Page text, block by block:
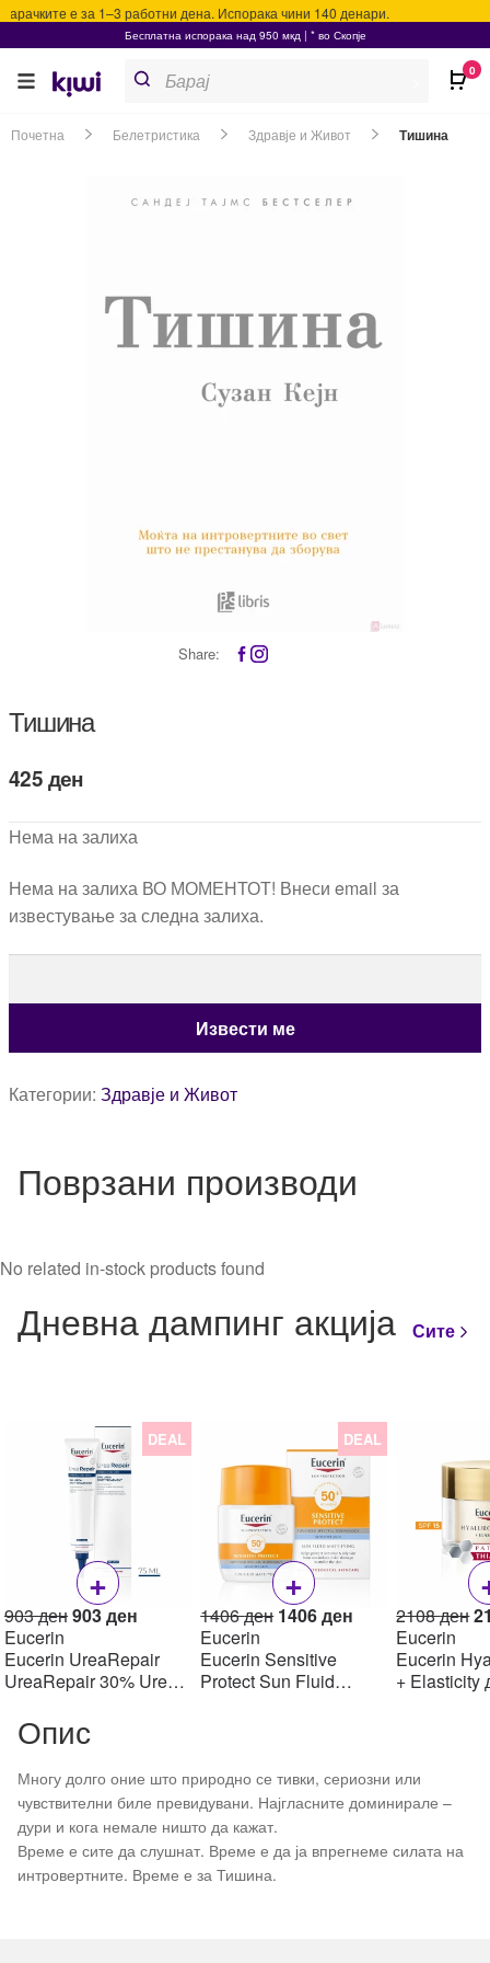
е за 1–3 работни дена. Испорака чини 140 денари.
Бесплатна испорака над 950 мкд | * во Скопје
search
Почетна Белетристика Здравје и Живот Тишина
Share:
Тишина
425ден
Нема на залиха
Нема на залиха ВО МОМЕНТОТ! Внеси email за
известување за следна залиха.
Категории: Здравје и Живот
Поврзани производи
No related in-stock products found
Дневна дампинг акција Сите
DEAL
+
903денOriginal
was:
903 ден.
903ден
is:
903 ден.
Eucerin
Eucerin UreaRepair
UreaRepair 30% Urea
30% уреа 75 мл
DEAL
+
1406ден Original
was:
1406 ден.
1406ден Current
1406 ден.
Eucerin
Eucerin Sensitive
Protect Sun Fluid
2108ден
Eucerin
Eucerin
+ Elasticity
Опис
Многу долго оние што природно се тивки, сериозни или
чувствителни биле превидувани. Најгласните доминирале –
дури и кога немале ништо да кажат.
Време е сите да слушнат. Време е да ја впрегнеме силата на
интровертните. Време е за Тишина.
0